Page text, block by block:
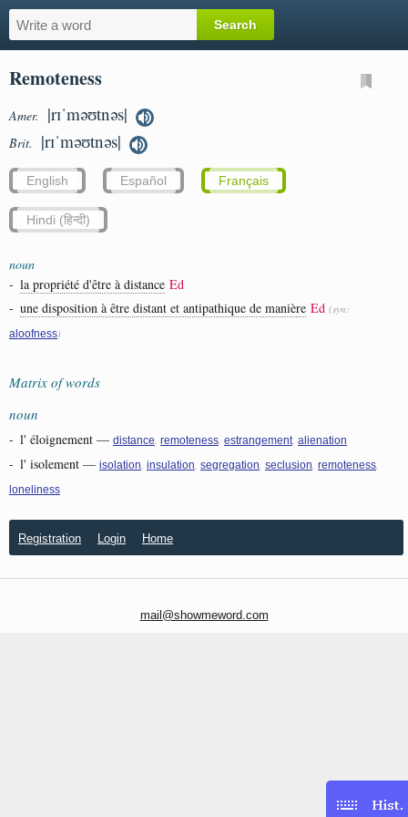
Remoteness
Amer. |rɪˈməʊtnəs|
Brit. |rɪˈməʊtnəs|
English Español Français
Hindi (हिन्दी)
noun
- la propriété d'être à distance Ed
- une disposition à être distant et antipathique de manière Ed (syn:
aloofness)
Matrix of words
noun
- l' éloignement — distance remoteness estrangement alienation
- l' isolement — isolation insulation segregation seclusion remoteness
loneliness
Registration Login Home
mail@showmeword.com